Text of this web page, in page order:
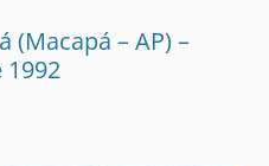
(Macapá – AP) –